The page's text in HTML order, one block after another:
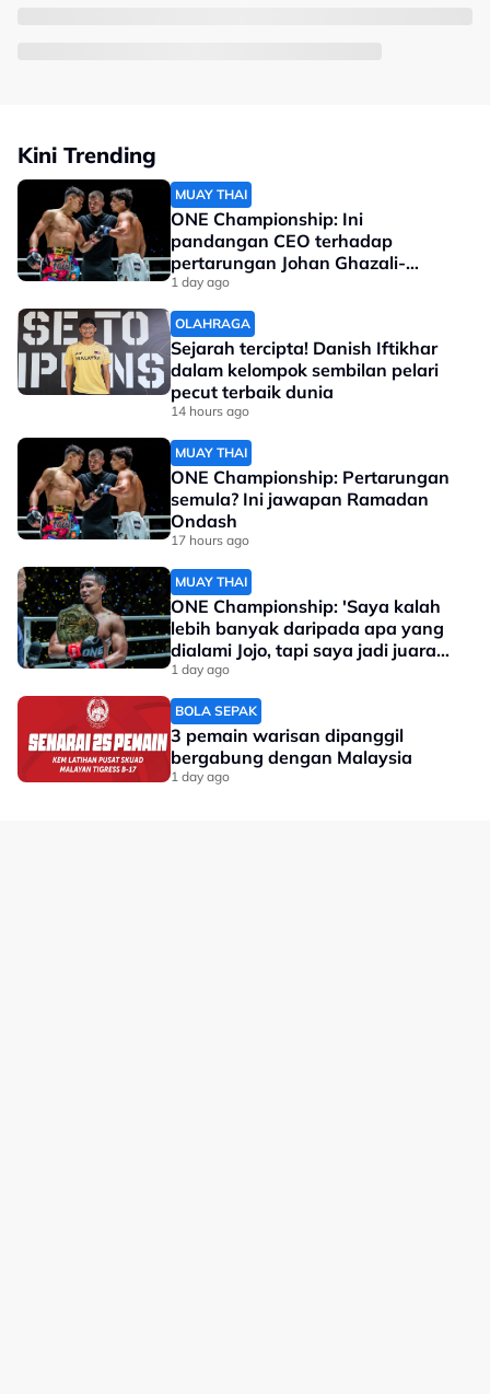
Kini Trending
MUAY THAI
ONE Championship: Ini
pandangan CEO terhadap
pertarungan Johan Ghazali-
Ramadan Ondash
1 day ago
OLAHRAGA
Sejarah tercipta! Danish Iftikhar
dalam kelompok sembilan pelari
pecut terbaik dunia
14 hours ago
MUAY THAI
ONE Championship: Pertarungan
semula? Ini jawapan Ramadan
Ondash
17 hours ago
MUAY THAI
ONE Championship: 'Saya kalah
lebih banyak daripada apa yang
dialami Jojo, tapi saya jadi juara
dunia'
1 day ago
BOLA SEPAK
3 pemain warisan dipanggil
bergabung dengan Malaysia
1 day ago